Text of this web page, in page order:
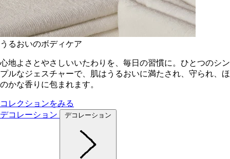
うるおいのボディケア
心地よさとやさしいいたわりを、毎日の習慣に。ひとつのシン
プルなジェスチャーで、肌はうるおいに満たされ、守られ、ほ
のかな香りに包まれます。
コレクションをみる
デコレーション
デコレーション